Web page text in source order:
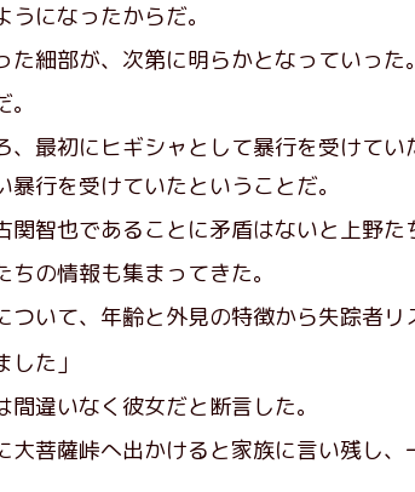
になったからだ。
細部が、次第に明らかとなっていった
最初にヒギシャとして暴行を受けて
行を受けていたということだ。
智也であることに矛盾はないと上野た
の情報も集まってきた。
ついて、年齢と外見の特徴から失踪者
た」
違いなく彼女だと断言した。
菩薩峠へ出かけると家族に言い残し